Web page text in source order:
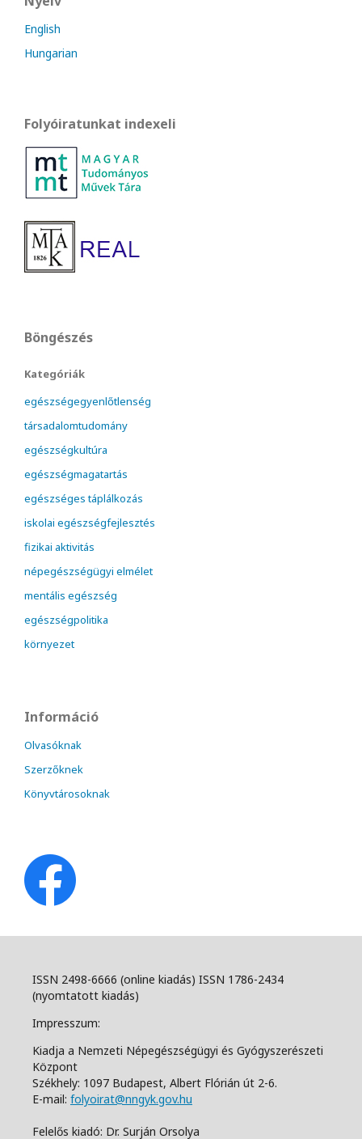
English
Hungarian
Folyóiratunkat indexeli
Böngészés
Kategóriák
egészségegyenlőtlenség
társadalomtudomány
egészségkultúra
egészségmagatartás
egészséges táplálkozás
iskolai egészségfejlesztés
fizikai aktivitás
népegészségügyi elmélet
mentális egészség
egészségpolitika
környezet
Információ
Olvasóknak
Szerzőknek
Könyvtárosoknak
ISSN 2498-6666 (online kiadás) ISSN 1786-2434
(nyomtatott kiadás)
Impresszum:
Kiadja a Nemzeti Népegészségügyi és Gyógyszerészeti
Központ
Székhely: 1097 Budapest, Albert Flórián út 2-6.
E-mail: folyoirat@nngyk.gov.hu
Felelős kiadó: Dr. Surján Orsolya